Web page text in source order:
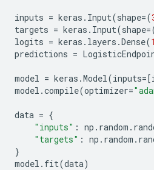
inputs = keras . Input(shape=(
targets = keras . Input(shape=
logits = keras . layers .Dense(
predictions =
model = keras .Model(inputs=[
model .compile(optimizer=
data = {
"inputs" : np . random .
"targets" : np . random .
}
model . fit(data)